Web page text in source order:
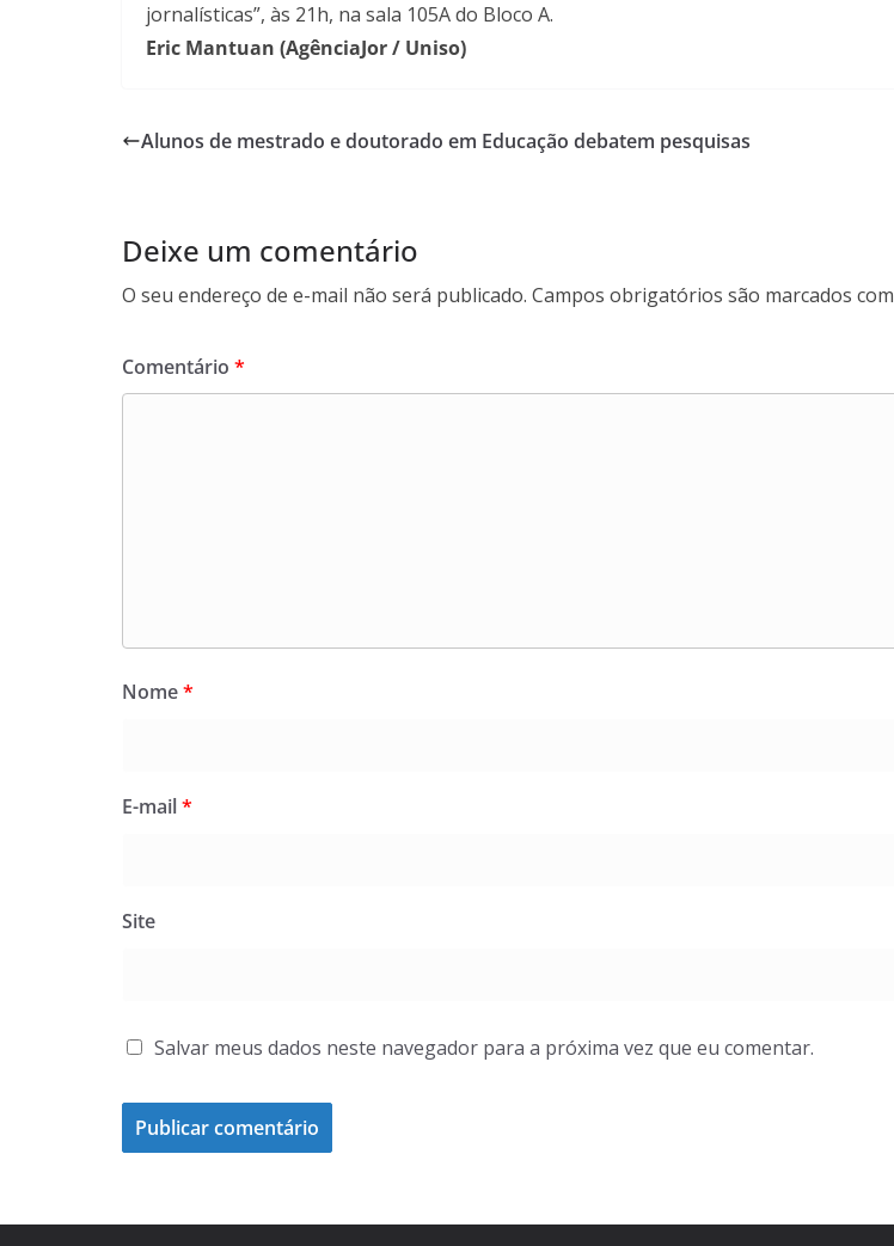
jornalísticas”, às 21h, na sala 105A do Bloco A.
Eric Mantuan (AgênciaJor / Uniso)
Alunos de mestrado e doutorado em Educação debatem pesquisas
Deixe um comentário
O seu endereço de e-mail não será publicado. Campos obrigatórios são marcados com
Comentário *
Nome*
E-mail*
Site
Salvar meus dados neste navegador para a próxima vez que eu comentar.